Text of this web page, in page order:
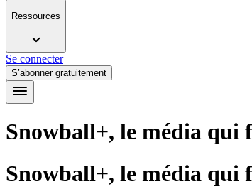
Ressources
Se connecter
S’abonner gratuitement
Snowball+, le média qui
Snowball+, le média qui